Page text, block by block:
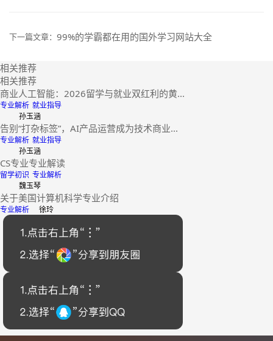
下一篇文章： 99%的学霸都在用的国外学习网站大全
相关推荐
相关推荐
商业人工智能：2026留学与就业双红利的黄...
专业解析 就业指导
孙玉涵
告别“打杂标签”，AI产品运营成为技术商业...
专业解析 就业指导
孙玉涵
CS专业专业解读
留学初识 专业解析
魏玉琴
关于美国计算机科学专业介绍
专业解析 徐玲